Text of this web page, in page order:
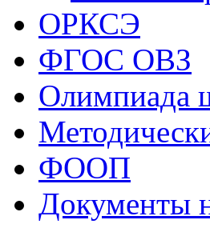
ОРКСЭ
ФГОС ОВЗ
Олимпиада
ФООП
Документы